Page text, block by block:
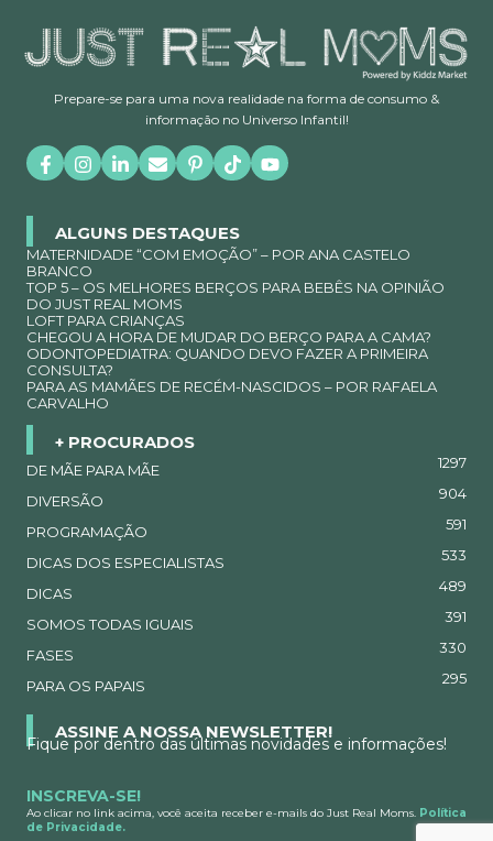
Prepare-se para uma nova realidade na forma de consumo &
informação no Universo Infantil!
ALGUNS DESTAQUES
MATERNIDADE “COM EMOÇÃO” – POR ANA CASTELO
BRANCO
TOP 5 – OS MELHORES BERÇOS PARA BEBÊS NA OPINIÃO
DO JUST REAL MOMS
LOFT PARA CRIANÇAS
CHEGOU A HORA DE MUDAR DO BERÇO PARA A CAMA?
ODONTOPEDIATRA: QUANDO DEVO FAZER A PRIMEIRA
CONSULTA?
PARA AS MAMÃES DE RECÉM-NASCIDOS – POR RAFAELA
CARVALHO
+ PROCURADOS
DE MÃE PARA MÃE 1297
DIVERSÃO 904
PROGRAMAÇÃO 591
DICAS DOS ESPECIALISTAS 533
DICAS 489
SOMOS TODAS IGUAIS 391
FASES 330
PARA OS PAPAIS 295
ASSINE A NOSSA NEWSLETTER!
Fique por dentro das últimas novidades e informações!
INSCREVA-SE!
Ao clicar no link acima, você aceita receber e-mails do Just Real Moms. Política
de Privacidade.